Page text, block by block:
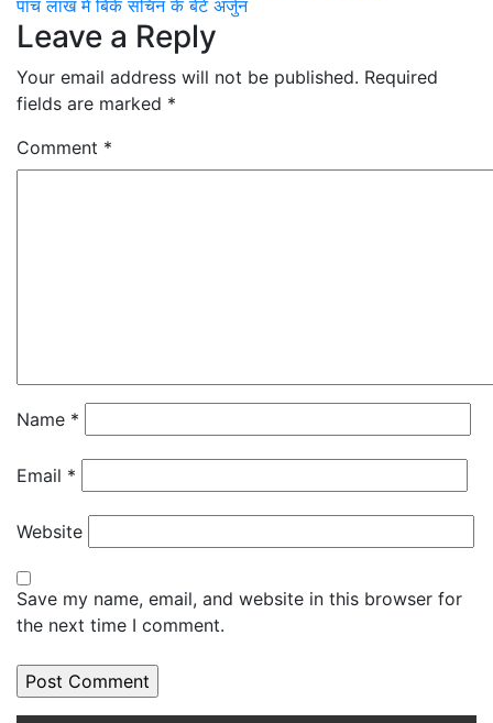
navigation
पांच लाख में बिके सचिन के बेटे अर्जुन
Leave a Reply
Your email address will not be published. Required
fields are marked *
Comment *
Name *
Email *
Website
Save my name, email, and website in this browser for
the next time I comment.